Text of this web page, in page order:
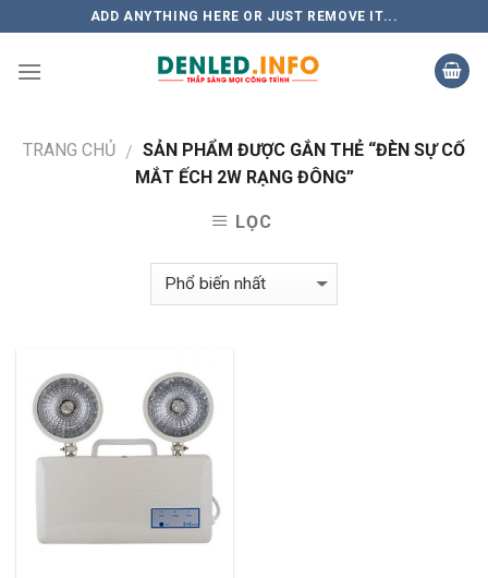
to
content
ADD ANYTHING HERE OR JUST REMOVE IT...
TRANG CHỦ / SẢN PHẨM ĐƯỢC GẮN THẺ “ĐÈN SỰ CỐ
MẮT ẾCH 2W RẠNG ĐÔNG”
LỌC